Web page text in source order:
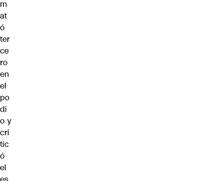
m
at
ó
ter
ce
ro
en
el
po
di
o y
cri
tic
ó
el